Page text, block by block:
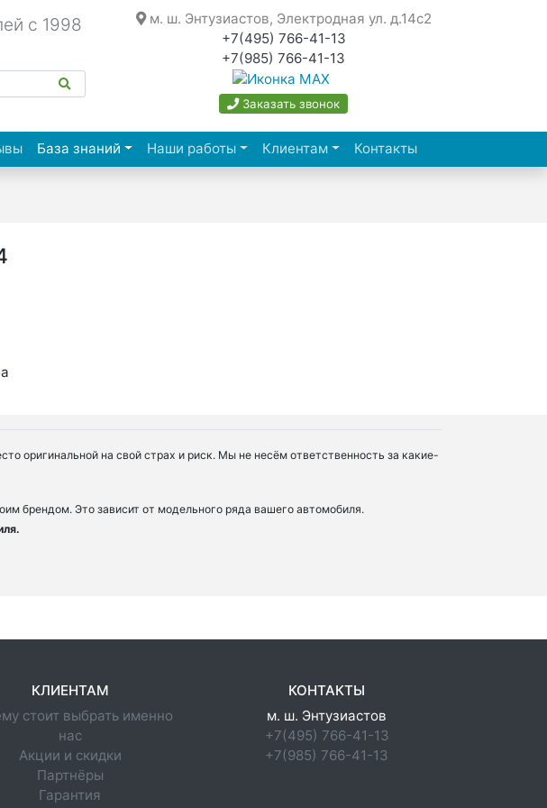
с 1998
м. ш. Энтузиастов, Электродная ул. д.14с2
+7(495) 766-41-13
+7(985) 766-41-13
Заказать звонок
База знаний(current)Наши работы Клиентам Контакты
оригинальной на свой страх и риск. Мы не несём ответственность за какие-
брендом. Это зависит от модельного ряда вашего автомобиля.
КЛИЕНТАМ
стоит выбрать именно
нас
Акции и скидки
Партнёры
Гарантия
КОНТАКТЫ
м. ш. Энтузиастов
+7(495) 766-41-13
+7(985) 766-41-13